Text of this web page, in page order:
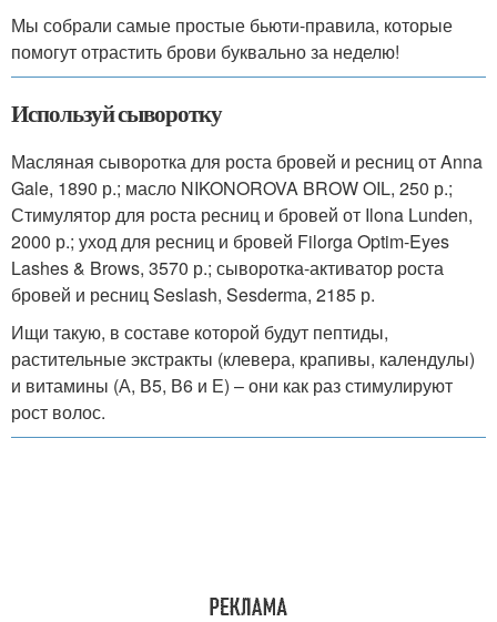
Мы собрали самые простые бьюти-правила, которые
помогут отрастить брови буквально за неделю!
Используй сыворотку
Масляная сыворотка для роста бровей и ресниц от Anna
Gale, 1890 р.; масло NIKONOROVA BROW OIL, 250 р.;
Стимулятор для роста ресниц и бровей от Ilona Lunden,
2000 р.; уход для ресниц и бровей Filorga Optim-Eyes
Lashes & Brows, 3570 р.; сыворотка-активатор роста
бровей и ресниц Seslash, Sesderma, 2185 р.
Ищи такую, в составе которой будут пептиды,
растительные экстракты (клевера, крапивы, календулы)
и витамины (А, В5, В6 и Е) – они как раз стимулируют
рост волос.